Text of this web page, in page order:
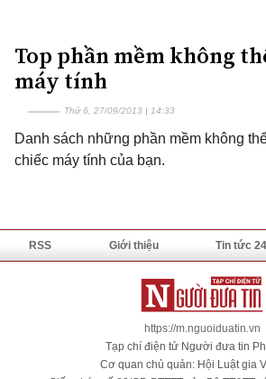
Top phần mềm không
máy tính
Thứ 6, 27/09/2013 | 14:33
Danh sách những phần mềm không
chiếc máy tính của bạn.
RSS Giới thiệu Tin tức
https://m.nguoiduatin.vn
Tạp chí điện tử Người đưa tin
Cơ quan chủ quản: Hội Luật gia